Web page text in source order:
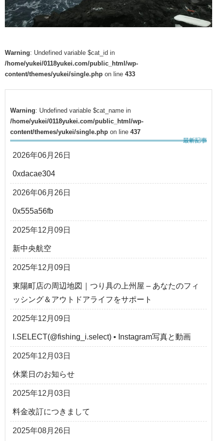
Warning: Undefined variable $cat_id in
/home/yukei/0118yukei.com/public_html/wp-
content/themes/yukei/single.php on line 433
Warning: Undefined variable $cat_name in
/home/yukei/0118yukei.com/public_html/wp-
content/themes/yukei/single.php on line 437
2026年06月26日
0xdacae304
2026年06月26日
0x555a56fb
2025年12月09日
新中央航空
2025年12月09日
東陽町店の周辺地図｜つり具の上州屋 – あなたのフィ
ッシング＆アウトドアライフをサポート
2025年12月09日
I.SELECT(@fishing_i.select) • Instagram写真と動画
2025年12月03日
休業日のお知らせ
2025年12月03日
料金改訂につきまして
2025年08月26日